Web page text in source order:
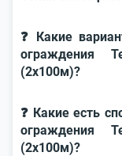
❓ Какие
ограждения
(2х100м)?
❓ Какие есть
ограждения
(2х100м)?